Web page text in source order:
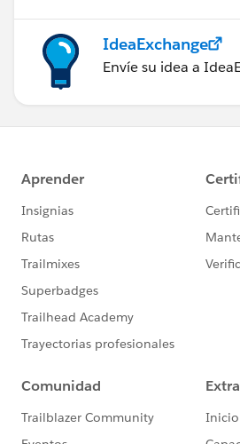
IdeaExchange
Envíe su idea a